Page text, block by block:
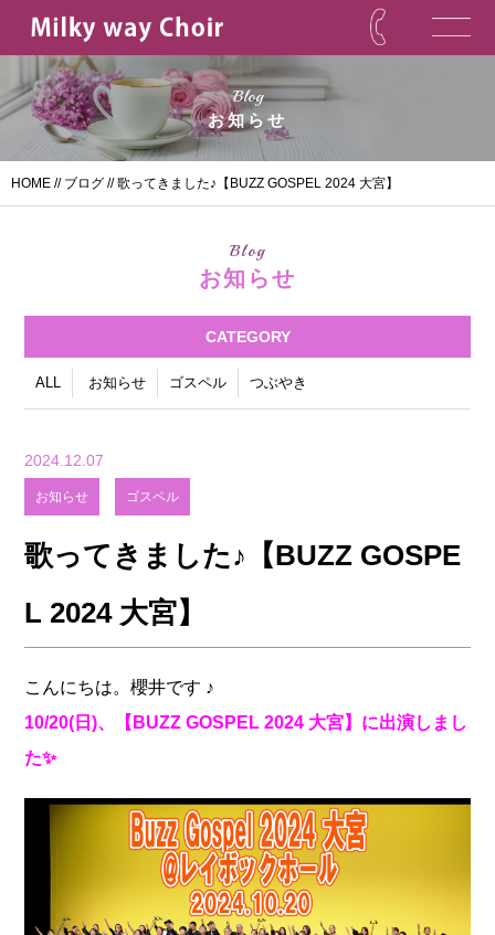
Blog
お知らせ
HOME // ブログ // 歌ってきました♪【BUZZ GOSPEL 2024 大宮】
Blog
お知らせ
CATEGORY
ALL お知らせ ゴスペル つぶやき
2024.12.07
お知らせ ゴスペル
歌ってきました♪【BUZZ GOSPE
L 2024 大宮】
こんにちは。櫻井です ♪
10/20(日)、【BUZZ GOSPEL 2024 大宮】に出演しまし
た✨